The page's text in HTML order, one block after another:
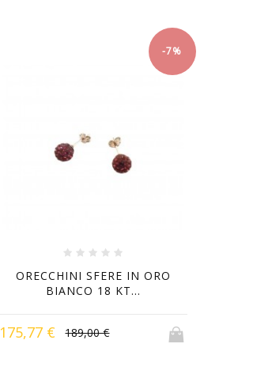
-7%
ORECCHINI SFERE IN ORO
BIANCO 18 KT...
175,77 € 189,00 €